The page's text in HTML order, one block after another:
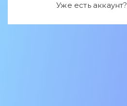
Уже есть аккаунт?